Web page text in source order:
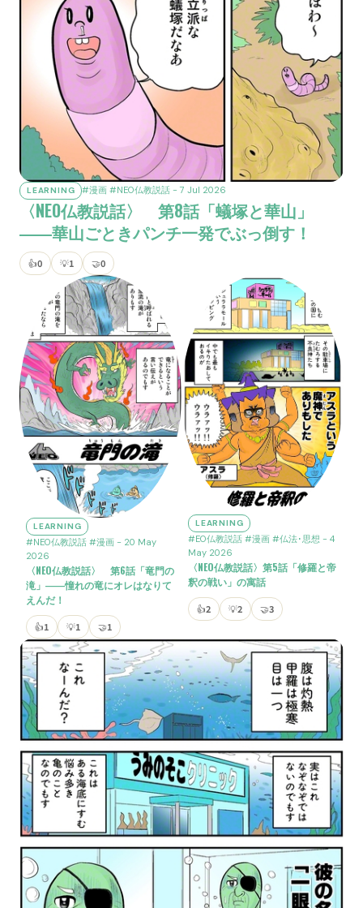
LEARNING #漫画 #NEO仏教説話 - 7 Jul 2026
〈NEO仏教説話〉 第8話「蟻塚と華山」
――華山ごときパンチ一発でぶっ倒す！
👍0 💡1 🤝0
LEARNING
#NEO仏教説話 #漫画 - 20 May
2026
〈NEO仏教説話〉 第6話「竜門の
滝」――憧れの竜にオレはなりて
えんだ！
👍1 💡1 🤝1
LEARNING
#EO仏教説話 #漫画 #仏法･思想 - 4
May 2026
〈NEO仏教説話〉第5話「修羅と帝
釈の戦い」の寓話
👍2 💡2 🤝3